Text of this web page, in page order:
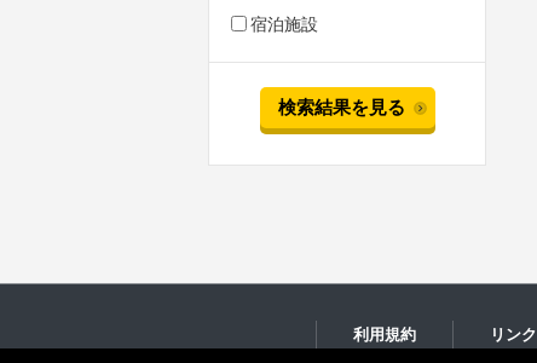
宿泊施設
検索結果を見る
利用規約 リンク